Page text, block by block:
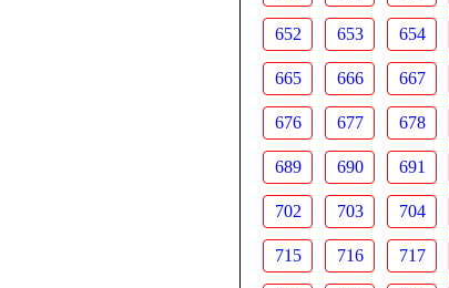
652 653 654
665 666 667
676 677 678
689 690 691
702 703 704
715 716 717